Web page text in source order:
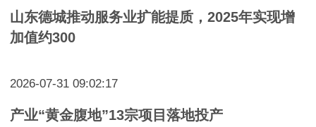
山东德城推动服务业扩能提质，2025年实现增
加值约300
2026-07-31 09:02:17
产业“黄金腹地”13宗项目落地投产